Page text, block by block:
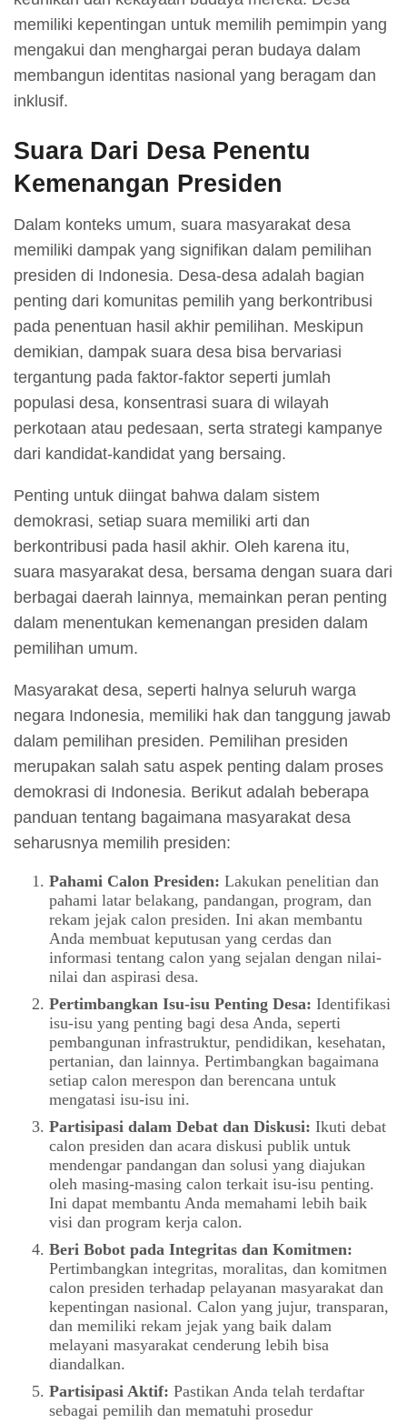
memiliki kepentingan untuk memilih pemimpin yang
mengakui dan menghargai peran budaya dalam
membangun identitas nasional yang beragam dan
inklusif.
Suara Dari Desa Penentu
Kemenangan Presiden
Dalam konteks umum, suara masyarakat desa
memiliki dampak yang signifikan dalam pemilihan
presiden di Indonesia. Desa-desa adalah bagian
penting dari komunitas pemilih yang berkontribusi
pada penentuan hasil akhir pemilihan. Meskipun
demikian, dampak suara desa bisa bervariasi
tergantung pada faktor-faktor seperti jumlah
populasi desa, konsentrasi suara di wilayah
perkotaan atau pedesaan, serta strategi kampanye
dari kandidat-kandidat yang bersaing.
Penting untuk diingat bahwa dalam sistem
demokrasi, setiap suara memiliki arti dan
berkontribusi pada hasil akhir. Oleh karena itu,
suara masyarakat desa, bersama dengan suara dari
berbagai daerah lainnya, memainkan peran penting
dalam menentukan kemenangan presiden dalam
pemilihan umum.
Masyarakat desa, seperti halnya seluruh warga
negara Indonesia, memiliki hak dan tanggung jawab
dalam pemilihan presiden. Pemilihan presiden
merupakan salah satu aspek penting dalam proses
demokrasi di Indonesia. Berikut adalah beberapa
panduan tentang bagaimana masyarakat desa
seharusnya memilih presiden:
Pahami Calon Presiden: Lakukan penelitian dan
pahami latar belakang, pandangan, program, dan
rekam jejak calon presiden. Ini akan membantu
Anda membuat keputusan yang cerdas dan
informasi tentang calon yang sejalan dengan nilai-
nilai dan aspirasi desa.
Pertimbangkan Isu-isu Penting Desa: Identifikasi
isu-isu yang penting bagi desa Anda, seperti
pembangunan infrastruktur, pendidikan, kesehatan,
pertanian, dan lainnya. Pertimbangkan bagaimana
setiap calon merespon dan berencana untuk
mengatasi isu-isu ini.
Partisipasi dalam Debat dan Diskusi: Ikuti debat
calon presiden dan acara diskusi publik untuk
mendengar pandangan dan solusi yang diajukan
oleh masing-masing calon terkait isu-isu penting.
Ini dapat membantu Anda memahami lebih baik
visi dan program kerja calon.
Beri Bobot pada Integritas dan Komitmen:
Pertimbangkan integritas, moralitas, dan komitmen
calon presiden terhadap pelayanan masyarakat dan
kepentingan nasional. Calon yang jujur, transparan,
dan memiliki rekam jejak yang baik dalam
melayani masyarakat cenderung lebih bisa
diandalkan.
Partisipasi Aktif: Pastikan Anda telah terdaftar
sebagai pemilih dan mematuhi prosedur